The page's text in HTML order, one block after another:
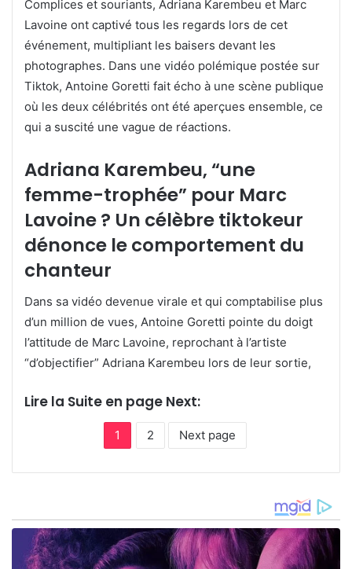
Complices et souriants, Adriana Karembeu et Marc
Lavoine ont captivé tous les regards lors de cet
événement, multipliant les baisers devant les
photographes. Dans une vidéo polémique postée sur
Tiktok, Antoine Goretti fait écho à une scène publique
où les deux célébrités ont été aperçues ensemble, ce
qui a suscité une vague de réactions.
Adriana Karembeu, “une
femme-trophée” pour Marc
Lavoine ? Un célèbre tiktokeur
dénonce le comportement du
chanteur
Dans sa vidéo devenue virale et qui comptabilise plus
d’un million de vues, Antoine Goretti pointe du doigt
l’attitude de Marc Lavoine, reprochant à l’artiste
“d’objectifier” Adriana Karembeu lors de leur sortie,
Lire la Suite en page Next:
1 2 Next page